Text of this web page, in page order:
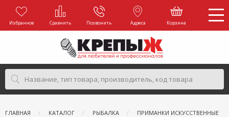
Избранное Сравнить Позвонить Адреса Корзина
ГЛАВНАЯ КАТАЛОГ РЫБАЛКА ПРИМАНКИ ИСКУССТВЕННЫЕ